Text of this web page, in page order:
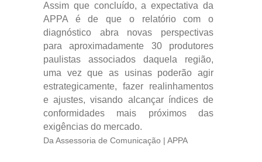
Assim que concluído, a expectativa da
APPA é de que o relatório com o
diagnóstico abra novas perspectivas
para aproximadamente 30 produtores
paulistas associados daquela região,
uma vez que as usinas poderão agir
estrategicamente, fazer realinhamentos
e ajustes, visando alcançar índices de
conformidades mais próximos das
exigências do mercado.
Da Assessoria de Comunicação | APPA